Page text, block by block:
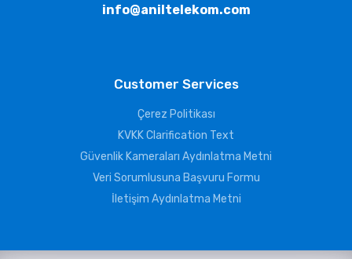
info@aniltelekom.com
Customer Services
Çerez Politikası
KVKK Clarification Text
Güvenlik Kameraları Aydınlatma Metni
Veri Sorumlusuna Başvuru Formu
İletişim Aydınlatma Metni